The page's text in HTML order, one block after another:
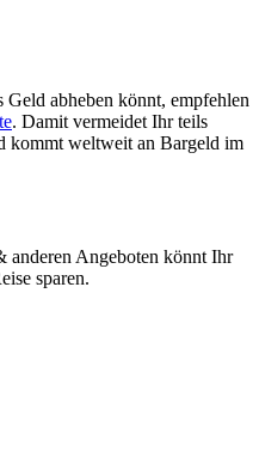
abheben könnt, empfehlen
. Damit vermeidet Ihr teils
kommt weltweit an Bargeld im
anderen Angeboten könnt Ihr
sparen.